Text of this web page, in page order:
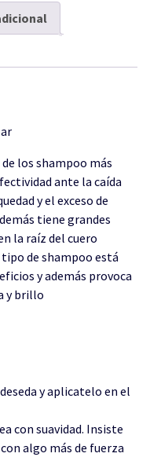
de los shampoo más
ante la caída
y el exceso de
tiene grandes
la raíz del cuero
de shampoo está
y además provoca
y brillo
y aplicatelo en el
con suavidad. Insiste
algo más de fuerza